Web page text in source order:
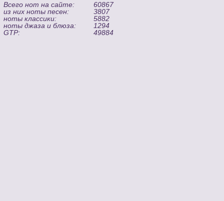
Всего нот на сайте:
60867
из них ноты песен:
3807
ноты классики:
5882
ноты джаза и блюза:
1294
GTP:
49884